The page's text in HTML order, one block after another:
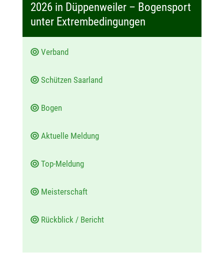
u
2026 in Düppenweiler – Bogensport
unter Extrembedingungen
Verband
Schützen Saarland
Bogen
Aktuelle Meldung
Top-Meldung
Meisterschaft
Rückblick / Bericht